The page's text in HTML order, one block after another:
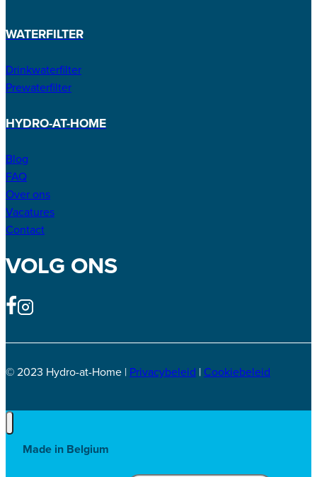
WATERFILTER
Drinkwaterfilter
Prewaterfilter
HYDRO-AT-HOME
Blog
FAQ
Over ons
Vacatures
Contact
VOLG ONS
© 2023 Hydro-at-Home | Privacybeleid | Cookiebeleid
Made in Belgium